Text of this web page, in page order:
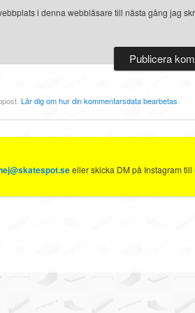
i denna webbläsare till nästa gång jag
Lär dig om hur din kommentarsdata bearbetas
eller skicka DM på Instagram till